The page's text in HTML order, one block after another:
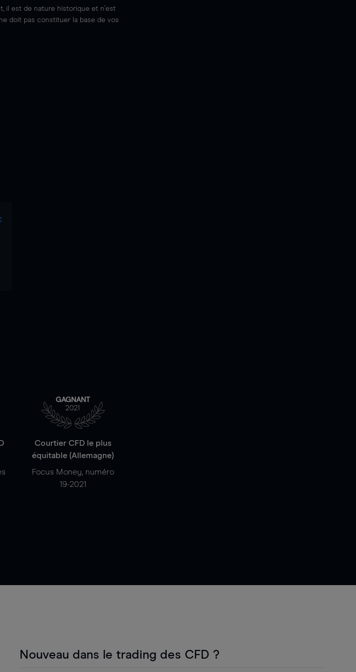
il est de nature historique et n'est
doit pas constituer la base de vos
GAGNANT
2021
Courtier CFD le plus
équitable (Allemagne)
Focus Money, numéro
19-2021
Nouveau dans le trading des CFD ?